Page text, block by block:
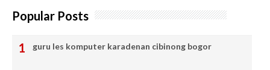
Popular Posts
guru les komputer karadenan cibinong bogor